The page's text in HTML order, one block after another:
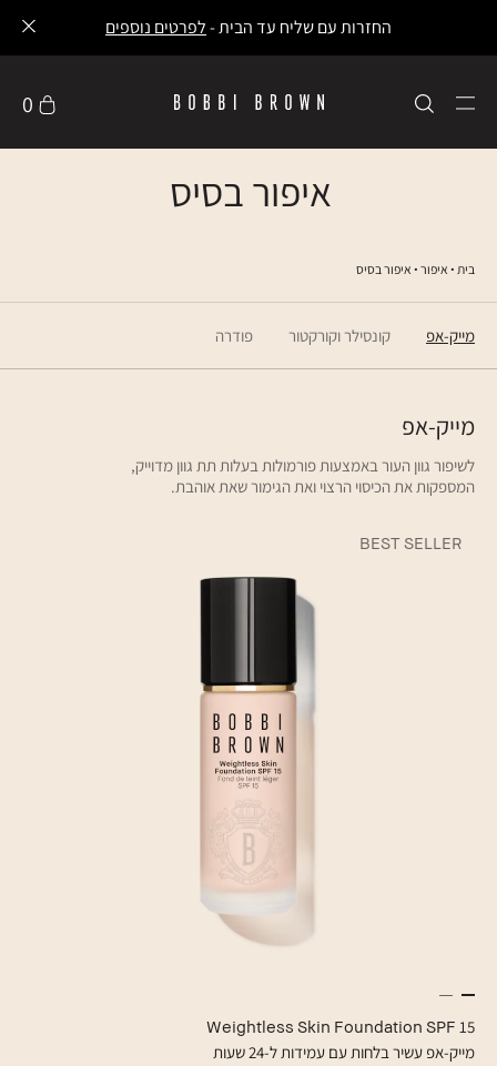
לפרטים נוספים
0
איפור בסיס
בית איפור איפור בסיס
מייק-אפ קונסילר וקורקטור פודרה
מייק-אפ
לשיפור גוון העור באמצעות פורמולות בעלות תת גוון מדוייק,
המספקות את הכיסוי הרצוי ואת הגימור שאת אוהבת.
BEST SELLER
Weightless Skin Foundation SPF 15
מייק-אפ עשיר בלחות עם עמידות ל-24 שעות